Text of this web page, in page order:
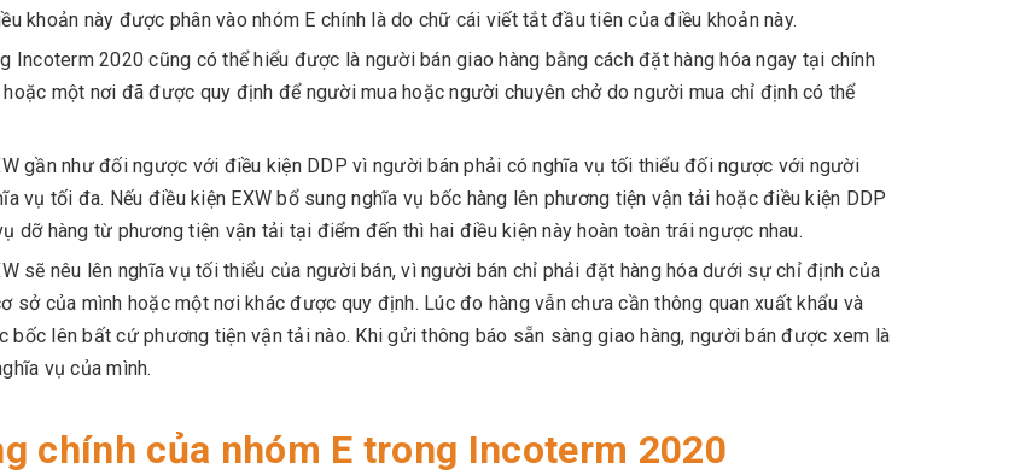
khoản này được phân vào nhóm E chính là do chữ cái viết tắt đầu tiên của điều khoản này.
Incoterm 2020 cũng có thể hiểu được là người bán giao hàng bằng cách đặt hàng hóa ngay tại chính
một nơi đã được quy định để người mua hoặc người chuyên chở do người mua chỉ định có thể
gần như đối ngược với điều kiện DDP vì người bán phải có nghĩa vụ tối thiểu đối ngược với người
vụ tối đa. Nếu điều kiện EXW bổ sung nghĩa vụ bốc hàng lên phương tiện vận tải hoặc điều kiện DDP
dỡ hàng từ phương tiện vận tải tại điểm đến thì hai điều kiện này hoàn toàn trái ngược nhau.
sẽ nêu lên nghĩa vụ tối thiểu của người bán, vì người bán chỉ phải đặt hàng hóa dưới sự chỉ định của
sở của mình hoặc một nơi khác được quy định. Lúc đo hàng vẫn chưa cần thông quan xuất khẩu và
bốc lên bất cứ phương tiện vận tải nào. Khi gửi thông báo sẵn sàng giao hàng, người bán được xem là
vụ của mình.
chính của nhóm E trong Incoterm 2020